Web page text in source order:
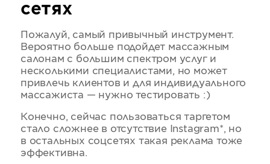
сетях
Пожалуй, самый привычный инструмент.
Вероятно больше подойдет массажным
салонам с большим спектром услуг и
несколькими специалистами, но может
привлечь клиентов и для индивидуального
массажиста — нужно тестировать :)
Конечно, сейчас пользоваться таргетом
стало сложнее в отсутствие Instagram*, но
в остальных соцсетях такая реклама тоже
эффективна.